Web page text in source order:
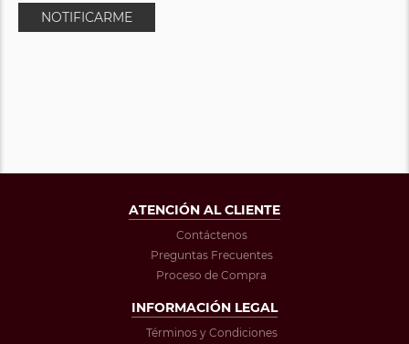
NOTIFICARME
ATENCIÓN AL CLIENTE
Contáctenos
Preguntas Frecuentes
Proceso de Compra
INFORMACIÓN LEGAL
Términos y Condiciones